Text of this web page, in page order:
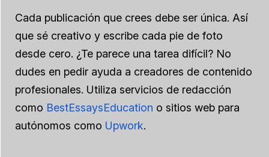
Cada publicación que crees debe ser única. Así
que sé creativo y escribe cada pie de foto
desde cero. ¿Te parece una tarea difícil? No
dudes en pedir ayuda a creadores de contenido
profesionales. Utiliza servicios de redacción
como BestEssaysEducation o sitios web para
autónomos como Upwork.